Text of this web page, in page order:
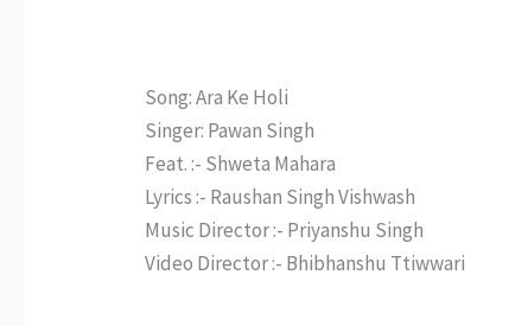
Song: Ara Ke Holi
Singer: Pawan Singh
Feat. :- Shweta Mahara
Lyrics :- Raushan Singh Vishwash
Music Director :- Priyanshu Singh
Video Director :- Bhibhanshu Ttiwwari